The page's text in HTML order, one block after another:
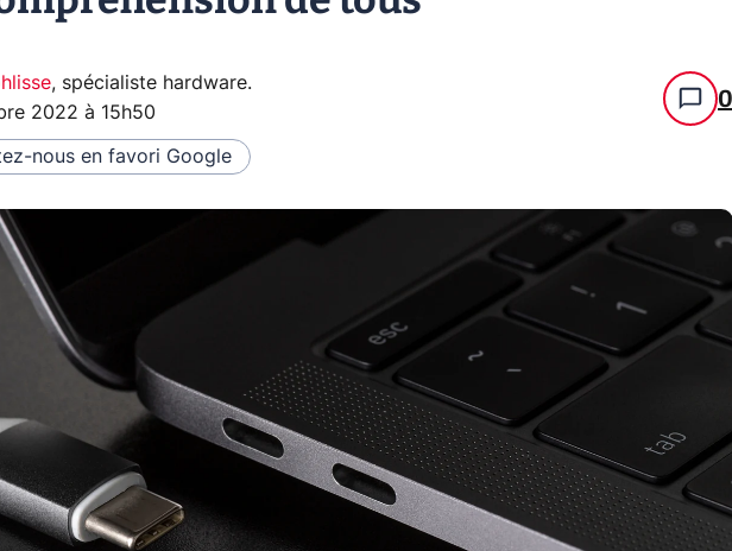
, spécialiste hardware.
2022 à 15h50 0
nous en favori Google